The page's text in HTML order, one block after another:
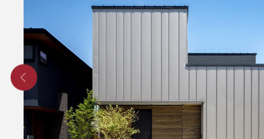
送りさせていただきます。
■ その他、プレゼントに関する注意
・初めてディテールホームグループ
いただく方のみ対象とさせていだき
・弊社での住宅建築やリフォームな
をご検討されているお客様のみ対象